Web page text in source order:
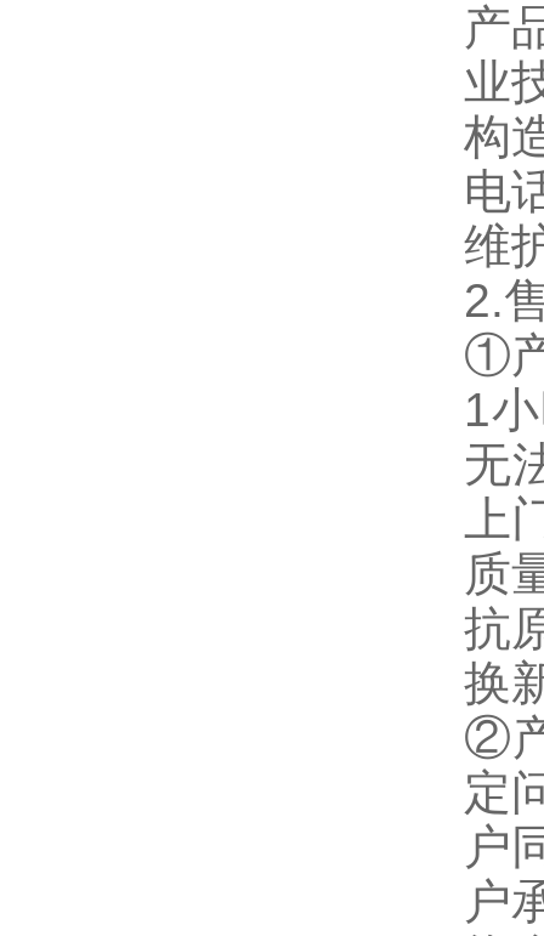
产
业
构
电
维
2.
①
1
无
上
质
抗
换
②
定
户
户